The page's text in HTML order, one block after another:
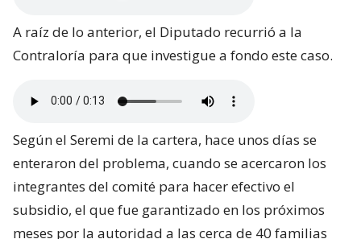
A raíz de lo anterior, el Diputado recurrió a la
Contraloría para que investigue a fondo este caso.
Según el Seremi de la cartera, hace unos días se
enteraron del problema, cuando se acercaron los
integrantes del comité para hacer efectivo el
subsidio, el que fue garantizado en los próximos
meses por la autoridad a las cerca de 40 familias